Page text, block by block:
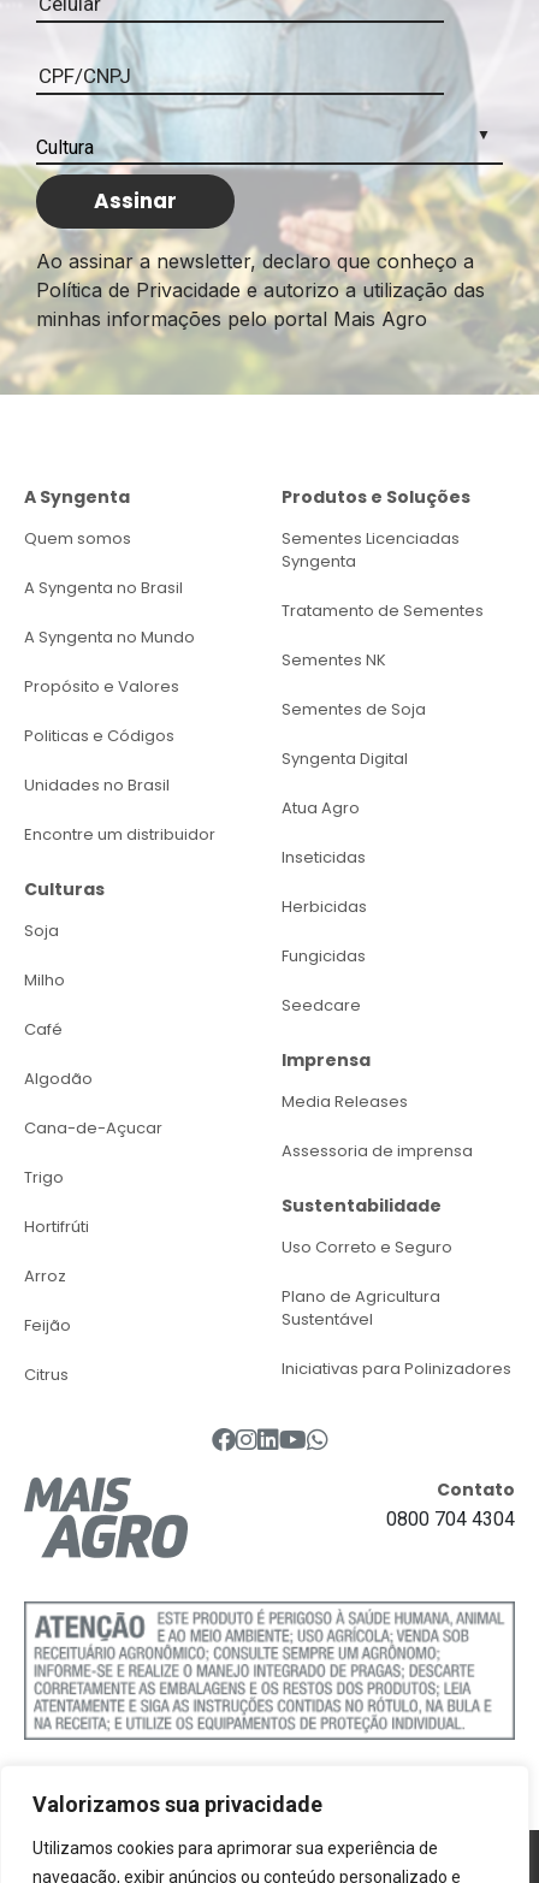
Valorizamos sua privacidade
Utilizamos cookies para aprimorar sua experiência de
navegação, exibir anúncios ou conteúdo personalizado e
Ao assinar a newsletter, declaro que conheço a
Política de Privacidade e autorizo a utilização das
minhas informações pelo portal Mais Agro
A Syngenta
Quem somos
A Syngenta no Brasil
A Syngenta no Mundo
Propósito e Valores
Politicas e Códigos
Unidades no Brasil
Encontre um distribuidor
Culturas
Soja
Milho
Café
Algodão
Cana-de-Açucar
Trigo
Hortifrúti
Arroz
Feijão
Citrus
Produtos e Soluções
Sementes Licenciadas
Syngenta
Tratamento de Sementes
Sementes NK
Sementes de Soja
Syngenta Digital
Atua Agro
Inseticidas
Herbicidas
Fungicidas
Seedcare
Imprensa
Media Releases
Assessoria de imprensa
Sustentabilidade
Uso Correto e Seguro
Plano de Agricultura
Sustentável
Iniciativas para Polinizadores
Contato
0800 704 4304
Política de Cookies